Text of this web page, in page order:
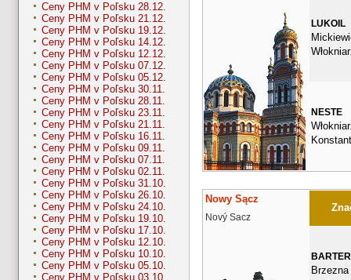
Ceny PHM v Poľsku 28.12.
Ceny PHM v Poľsku 21.12.
Ceny PHM v Poľsku 19.12.
Ceny PHM v Poľsku 14.12.
Ceny PHM v Poľsku 12.12.
Ceny PHM v Poľsku 07.12.
Ceny PHM v Poľsku 05.12.
Ceny PHM v Poľsku 30.11.
Ceny PHM v Poľsku 28.11.
Ceny PHM v Poľsku 23.11.
Ceny PHM v Poľsku 21.11.
Ceny PHM v Poľsku 16.11.
Ceny PHM v Poľsku 09.11.
Ceny PHM v Poľsku 07.11.
Ceny PHM v Poľsku 02.11.
Ceny PHM v Poľsku 31.10.
Ceny PHM v Poľsku 26.10.
Ceny PHM v Poľsku 24.10.
Ceny PHM v Poľsku 19.10.
Ceny PHM v Poľsku 17.10.
Ceny PHM v Poľsku 12.10.
Ceny PHM v Poľsku 10.10.
Ceny PHM v Poľsku 05.10.
Ceny PHM v Poľsku 03.10.
LUKOIL
NESTE
Nowy Sącz
Nový Sacz
BARTER